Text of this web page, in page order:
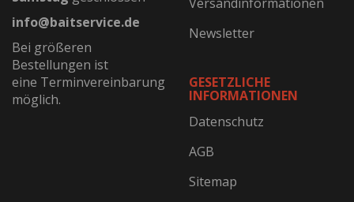
info@baitservice.de
Bei größeren
Bestellungen ist
eine Terminvereinbarung
möglich.
Newsletter
GESETZLICHE
INFORMATIONEN
Datenschutz
AGB
Sitemap